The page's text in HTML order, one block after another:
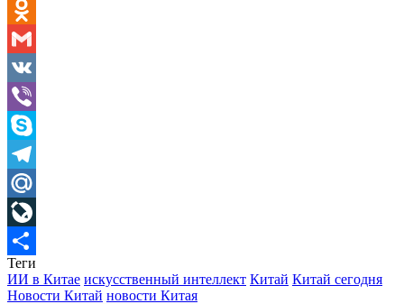
WhatsApp
Odnoklassniki
Gmail
VK
Viber
Skype
Telegram
Mail.Ru
LiveJournal
Отправить
Теги
ИИ в Китае искусственный интеллект Китай Китай сегодня
Новости Китай новости Китая